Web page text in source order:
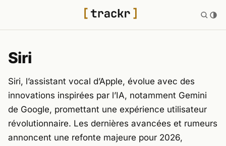
Siri
Siri, l’assistant vocal d’Apple, évolue avec des
innovations inspirées par l’IA, notamment Gemini
de Google, promettant une expérience utilisateur
révolutionnaire. Les dernières avancées et rumeurs
annoncent une refonte majeure pour 2026,